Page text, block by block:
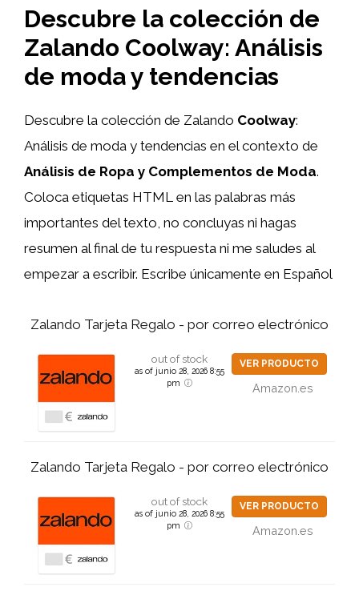
Descubre la colección de
Zalando Coolway: Análisis
de moda y tendencias
Descubre la colección de Zalando Coolway:
Análisis de moda y tendencias en el contexto de
Análisis de Ropa y Complementos de Moda.
Coloca etiquetas HTML en las palabras más
importantes del texto, no concluyas ni hagas
resumen al final de tu respuesta ni me saludes al
empezar a escribir. Escribe únicamente en Español
Zalando Tarjeta Regalo - por correo electrónico
out of stock
as of junio 28, 2026 8:55
pm
VER PRODUCTO
Amazon.es
Zalando Tarjeta Regalo - por correo electrónico
out of stock
as of junio 28, 2026 8:55
pm
VER PRODUCTO
Amazon.es